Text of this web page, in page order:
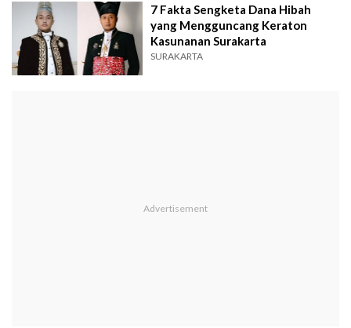
7 Fakta Sengketa Dana Hibah
yang Mengguncang Keraton
Kasunanan Surakarta
SURAKARTA